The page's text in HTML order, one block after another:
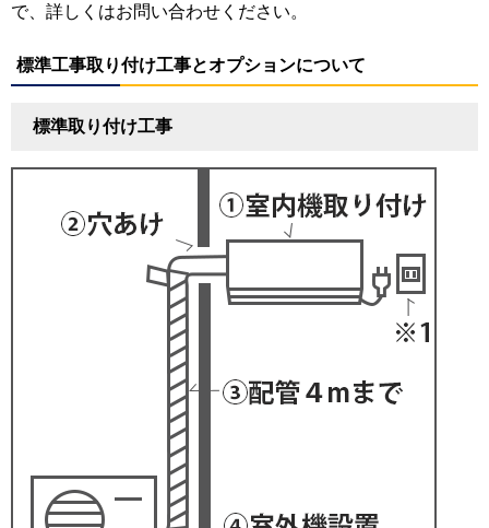
で、詳しくはお問い合わせください。
標準工事取り付け工事とオプションについて
標準取り付け工事